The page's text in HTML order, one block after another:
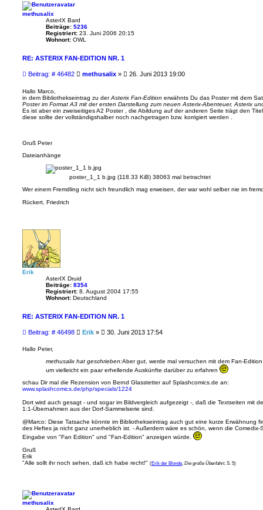
u
n
d
e
r
methusalix
AsterIX Bard
Beiträge: 5236
Registriert: 23. Juni 2006 20:15
Wohnort: OWL
RE: ASTERIX FAN-EDITION NR. 1
Beitrag: # 46482B
t
r
a
methusalix » 26. Juni 2013 19:00
Hallo Marco,
in dem Bibliothekseintrag zu derAsterix Fan-Edition erwähnts Du das Poster mit dem
Poster im Format A3 mit der ersten Darstellung zum neuen Asterix-Abenteuer, Asterix
Es ist aber ein zweiseitiges A2 Poster , die Abildung auf der anderen Seite trägt den
diese sollte der vollständigshalber noch nachgetragen bzw. korrigiert werden .
Gruß Peter
Dateianhänge
poster_1_1 b.jpg (118.33 KiB) 38063 mal betrachtet
Wer einem Fremdling nicht sich freundlich mag erweisen, der war wohl selber nie im
Rückert, Friedrich
Erik
AsterIX Druid
Beiträge: 8354
Registriert: 8. August 2004 17:55
Wohnort: Deutschland
RE: ASTERIX FAN-EDITION NR. 1
Beitrag: # 46498B
r
a
g
Erik » 30. Juni 2013 17:54
Hallo Peter,
methusalix hat geschrieben:Aber gut, werde mal versuchen mit dem Fan-
um vielleicht ein paar erhellende Auskünfte darüber zu erfahren
schau Dir mal die Rezension von Bernd Glasstetter auf Splashcomics.de an:
www.splashcomics.de/php/specials/1224
Dort wird auch gesagt - und sogar im Bildvergleich aufgezeigt -, daß die Textseiten mit
1:1-Übernahmen aus der Dorf-Sammelserie sind.
@Marco: Diese Tatsache könnte im Bibliothekseintrag auch gut eine kurze Erwähnung
des Heftes ja nicht ganz unerheblich ist. - Außerdem wäre es schön, wenn die
Eingabe von "Fan Edition" und "Fan-Edition" anzeigen würde.
Gruß
Erik
"Alle sollt ihr noch sehen, daß ich habe recht!" (Erik der Blonde, Die große Überfahrt, S. 5)
methusalix